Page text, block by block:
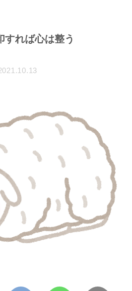
すれば心は整う